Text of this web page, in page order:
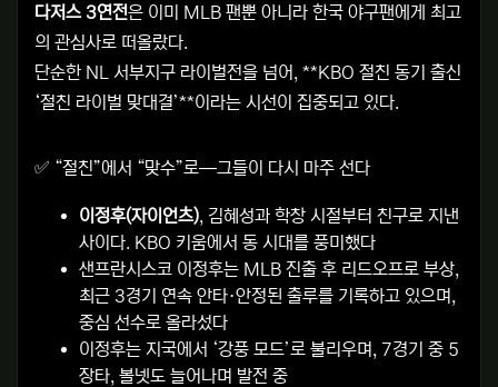
다저스 3연전은 이미 MLB 팬뿐 아니라 한국 야구팬에게 최고
의 관심사로 떠올랐다.
단순한 NL 서부지구 라이벌전을 넘어, **KBO 절친 동기 출신
‘절친 라이벌 맞대결’**이라는 시선이 집중되고 있다.
✅ “절친”에서 “맞수”로—그들이 다시 마주 선다
이정후(자이언츠), 김혜성과 학창 시절부터 친구로 지낸
사이다. KBO 키움에서 동 시대를 풍미했다
샌프란시스코 이정후는 MLB 진출 후 리드오프로 부상,
최근 3경기 연속 안타·안정된 출루를 기록하고 있으며,
중심 선수로 올라섰다
이정후는 지국에서 ‘강풍 모드’로 불리우며, 7경기 중 5
장타, 볼넷도 늘어나며 발전 중